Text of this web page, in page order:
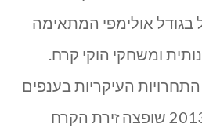
בגודל אולימפי המתאימה
ומשחקי הוקי קרח.
העיקריות בענפים
אלה בישראל. בשנת 2013 שופצה זירת הקרח